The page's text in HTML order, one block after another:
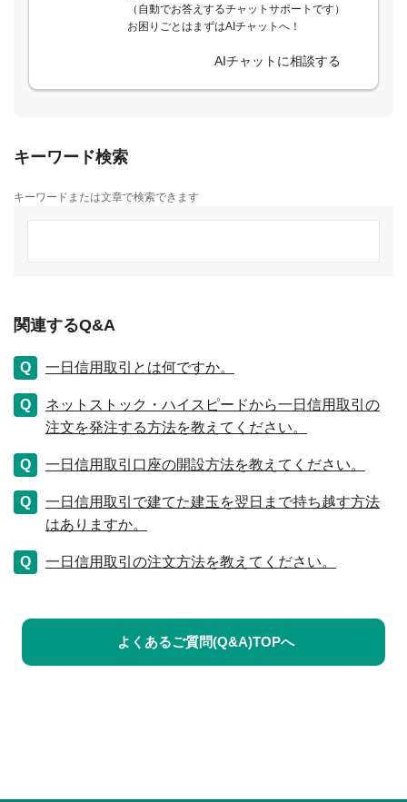
（自動でお答えするチャットサポートです）
お困りごとはまずはAIチャットへ！
AIチャットに相談する
キーワード検索
キーワードまたは文章で検索できます
関連するQ&A
一日信用取引とは何ですか。
ネットストック・ハイスピードから一日信用取引の
注文を発注する方法を教えてください。
一日信用取引口座の開設方法を教えてください。
一日信用取引で建てた建玉を翌日まで持ち越す方法
はありますか。
一日信用取引の注文方法を教えてください。
よくあるご質問(Q&A)TOPへ